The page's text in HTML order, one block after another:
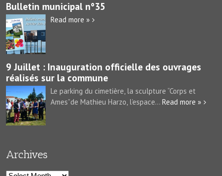
Bulletin municipal n°35
Read more »
9 Juillet : Inauguration officielle des ouvrages
réalisés sur la commune
Le parking du cimetière, la sculpture “Corps et
Ames”de Mathieu Harzo, l’espace... Read more »
Archives